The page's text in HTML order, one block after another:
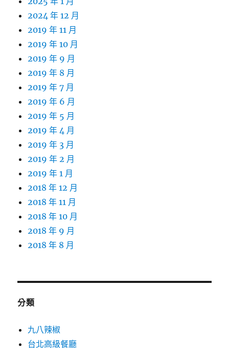
2024 年 12 月
2019 年 11 月
2019 年 10 月
2019 年 9 月
2019 年 8 月
2019 年 7 月
2019 年 6 月
2019 年 5 月
2019 年 4 月
2019 年 3 月
2019 年 2 月
2019 年 1 月
2018 年 12 月
2018 年 11 月
2018 年 10 月
2018 年 9 月
2018 年 8 月
分類
九八辣椒
台北高級餐廳